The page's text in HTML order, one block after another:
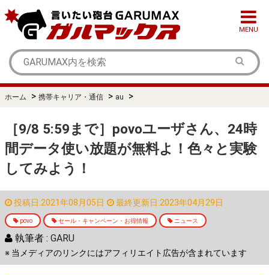
MENU
ホーム > 携帯キャリア・通信 > au >
［9/8 5:59まで］povoユーザさん、24時
間データ使い放題が無料よ！色々と実験
してみよう！
投稿日:2021年08月05日 最終更新日:2023年04月29日
povo セール・キャンペーン・お得情報 ニュース
執筆者 : GARU
※ 当メディアのリンクにはアフィリエイト広告が含まれています